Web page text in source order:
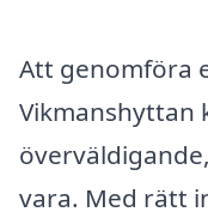
Att genomföra
Vikmanshyttan
vara. Med rätt